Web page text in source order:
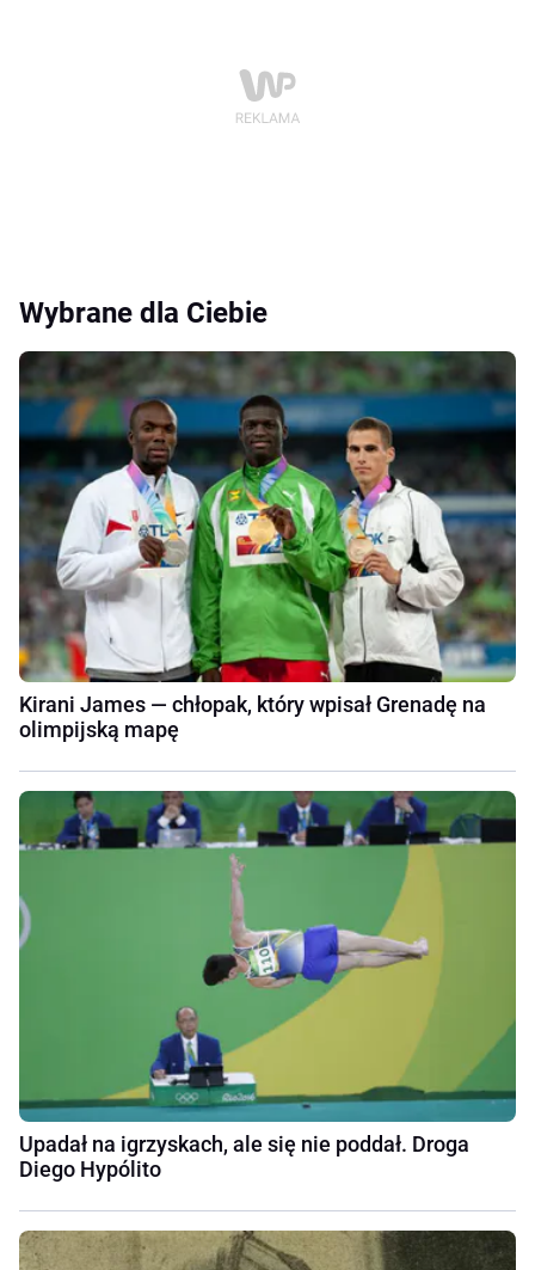
Wybrane dla Ciebie
Kirani James — chłopak, który wpisał Grenadę na
olimpijską mapę
Upadał na igrzyskach, ale się nie poddał. Droga
Diego Hypólito